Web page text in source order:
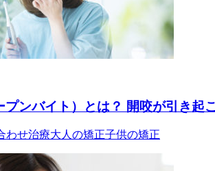
プンバイト）とは？ 開咬が引き起
わせ治療大人の矯正子供の矯正